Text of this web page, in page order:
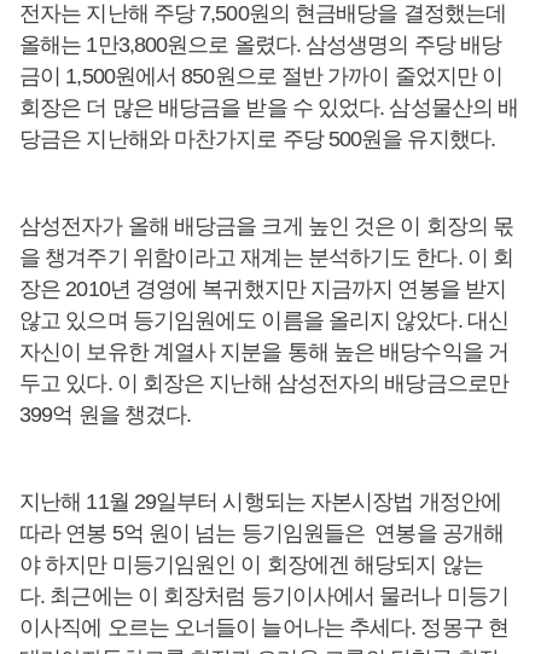
전자는 지난해 주당 7,500원의 현금배당을 결정했는데
올해는 1만3,800원으로 올렸다. 삼성생명의 주당 배당
금이 1,500원에서 850원으로 절반 가까이 줄었지만 이
회장은 더 많은 배당금을 받을 수 있었다. 삼성물산의 배
당금은 지난해와 마찬가지로 주당 500원을 유지했다.
삼성전자가 올해 배당금을 크게 높인 것은 이 회장의 몫
을 챙겨주기 위함이라고 재계는 분석하기도 한다. 이 회
장은 2010년 경영에 복귀했지만 지금까지 연봉을 받지
않고 있으며 등기임원에도 이름을 올리지 않았다. 대신
자신이 보유한 계열사 지분을 통해 높은 배당수익을 거
두고 있다. 이 회장은 지난해 삼성전자의 배당금으로만
399억 원을 챙겼다.
지난해 11월 29일부터 시행되는 자본시장법 개정안에
따라 연봉 5억 원이 넘는 등기임원들은 연봉을 공개해
야 하지만 미등기임원인 이 회장에겐 해당되지 않는
다. 최근에는 이 회장처럼 등기이사에서 물러나 미등기
이사직에 오르는 오너들이 늘어나는 추세다. 정몽구 현